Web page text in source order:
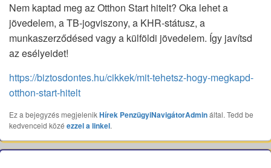
Nem kaptad meg az Otthon Start hitelt? Oka lehet a
jövedelem, a TB-jogviszony, a KHR-státusz, a
munkaszerződésed vagy a külföldi jövedelem. Így javítsd
az esélyeidet!
https://biztosdontes.hu/cikkek/mit-tehetsz-hogy-megkapd-
otthon-start-hitelt
Ez a bejegyzés megjelenikHírek PenzügyiNavigátorAdmináltal. Tedd be
kedvenceid közé ezzel a linkel.